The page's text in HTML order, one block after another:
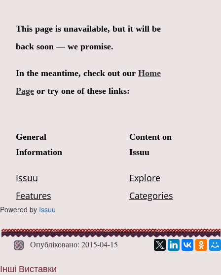
Powered by Issuu
Опубліковано: 2015-04-15
Інші Виставки